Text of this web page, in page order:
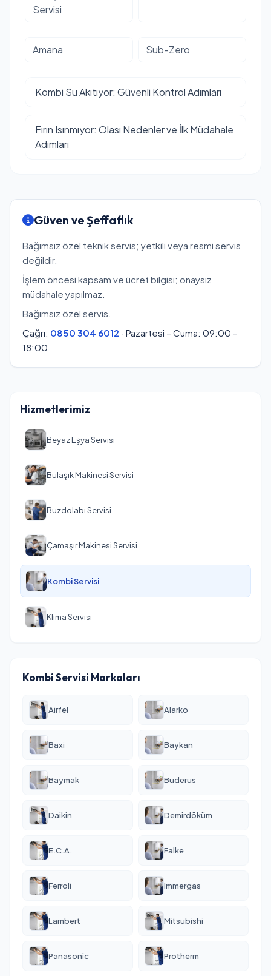
Servisi
Amana Sub-Zero
Kombi Su Akıtıyor: Güvenli Kontrol Adımları
Fırın Isınmıyor: Olası Nedenler ve İlk Müdahale
Adımları
Güven ve Şeffaflık
Bağımsız özel teknik servis; yetkili veya resmi servis
değildir.
İşlem öncesi kapsam ve ücret bilgisi; onaysız
müdahale yapılmaz.
Bağımsız özel servis.
Çağrı: 0850 304 6012 · Pazartesi – Cuma: 09:00 –
18:00
Hizmetlerimiz
Beyaz Eşya Servisi
Bulaşık Makinesi Servisi
Buzdolabı Servisi
Çamaşır Makinesi Servisi
Kombi Servisi
Klima Servisi
Kombi Servisi Markaları
Airfel Alarko
Baxi Baykan
Baymak Buderus
Daikin Demirdöküm
E.C.A. Falke
Ferroli Immergas
Lambert Mitsubishi
Panasonic Protherm